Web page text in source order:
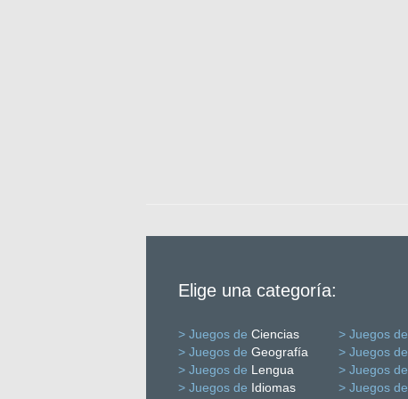
Elige una categoría:
> Juegos de Ciencias > Juegos de
> Juegos de Geografía > Juegos de
> Juegos de Lengua > Juegos de
> Juegos de Idiomas > Juegos de